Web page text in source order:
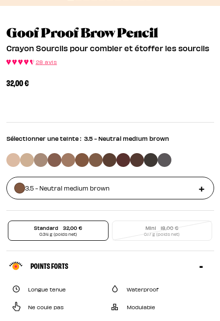
Goof Proof Brow PencilCrayon
Crayon Sourcils pour combler et étoffer les sourcils
28 avis
32,00 €
Sélectionner une teinte : 3.5 - Neutral medium brown
3.5 - Neutral medium brown
Standard 32,00 €
0.34 g (poids net)
Mini 18,00 €
0.17 g (poids net)
POINTS FORTS
Longue tenue Waterproof
Ne coule pas Modulable